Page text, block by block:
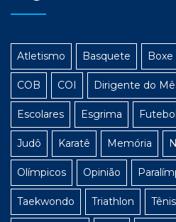
Atletismo Basquete Boxe
COB COI Dirigente do
Escolares Esgrima Futebol
Judô Karatê Memória
Olímpicos Opinião
Taekwondo Triathlon